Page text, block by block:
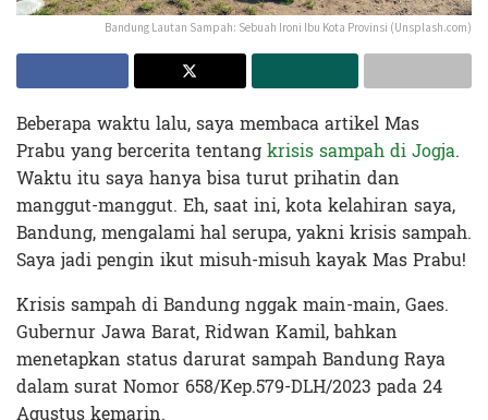
Bandung Lautan Sampah: Sebuah Ironi Ibu Kota Provinsi (Unsplash.com)
Beberapa waktu lalu, saya membaca artikel Mas
Prabu yang bercerita tentangkrisis sampah di Jogja.
Waktu itu saya hanya bisa turut prihatin dan
manggut-manggut. Eh, saat ini, kota kelahiran saya,
Bandung, mengalami hal serupa, yakni krisis sampah.
Saya jadi pengin ikut misuh-misuh kayak Mas Prabu!
Krisis sampah di Bandung nggak main-main, Gaes.
Gubernur Jawa Barat, Ridwan Kamil, bahkan
menetapkan status darurat sampah Bandung Raya
dalam surat Nomor 658/Kep.579-DLH/2023 pada 24